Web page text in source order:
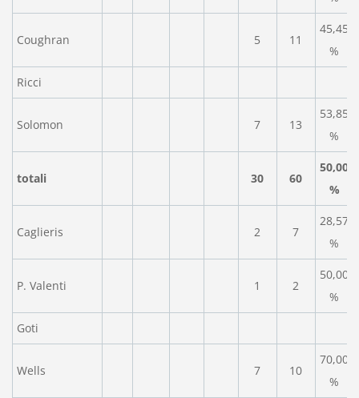
Coughran 5 11
45,45
%
Ricci
Solomon 7 13
53,85
%
totali 30 60
50,00
%
Caglieris 2 7
28,57
%
P. Valenti 1 2
50,00
%
Goti
Wells 7 10
70,00
%